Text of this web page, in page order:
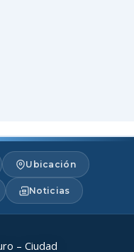
Ubicación
Noticias